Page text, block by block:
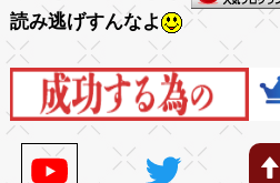
読み逃げすんなよ